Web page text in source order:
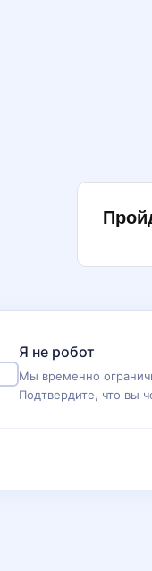
Я не робот
Мы временно
Подтвердите, что вы